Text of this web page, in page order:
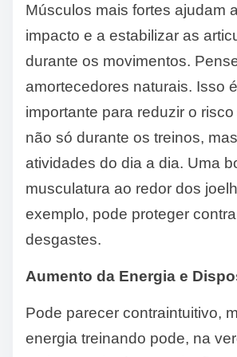
Músculos mais fortes ajudam
impacto e a estabilizar as
durante os movimentos.
amortecedores naturais. Isso
importante para reduzir o
não só durante os treinos,
atividades do dia a dia. Uma
musculatura ao redor dos
exemplo, pode proteger
desgastes.
Aumento da Energia e
Pode parecer contraintuitivo,
energia treinando pode, na